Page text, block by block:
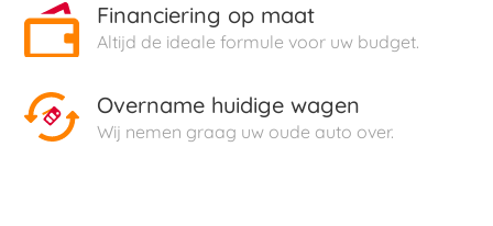
Financiering op maat
Altijd de ideale formule voor uw budget.
Overname huidige wagen
Wij nemen graag uw oude auto over.